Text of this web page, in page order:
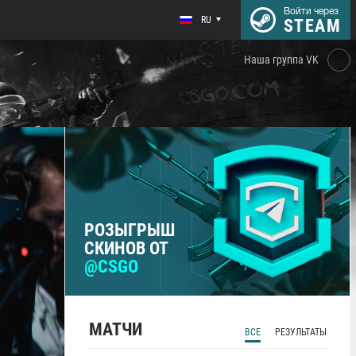
RU
Войти через
STEAM
Наша группа VK
РОЗЫГРЫШ
СКИНОВ ОТ
@CSGO
МАТЧИ ВСЕ РЕЗУЛЬТАТЫ